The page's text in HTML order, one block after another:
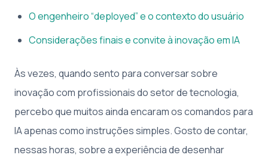
O engenheiro “deployed” e o contexto do usuário
Considerações finais e convite à inovação em IA
Às vezes, quando sento para conversar sobre
inovação com profissionais do setor de tecnologia,
percebo que muitos ainda encaram os comandos para
IA apenas como instruções simples. Gosto de contar,
nessas horas, sobre a experiência de desenhar